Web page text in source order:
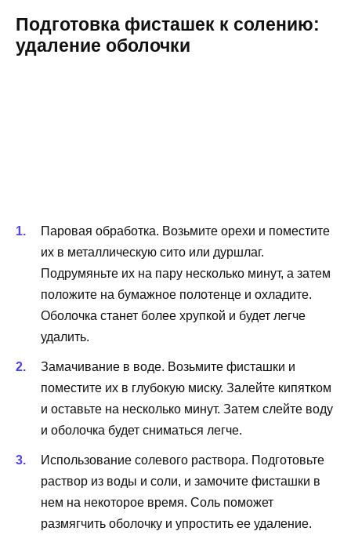
Подготовка фисташек к солению:
удаление оболочки
Паровая обработка. Возьмите орехи и поместите
их в металлическую сито или дуршлаг.
Подрумяньте их на пару несколько минут, а затем
положите на бумажное полотенце и охладите.
Оболочка станет более хрупкой и будет легче
удалить.
Замачивание в воде. Возьмите фисташки и
поместите их в глубокую миску. Залейте кипятком
и оставьте на несколько минут. Затем слейте воду
и оболочка будет сниматься легче.
Использование солевого раствора. Подготовьте
раствор из воды и соли, и замочите фисташки в
нем на некоторое время. Соль поможет
размягчить оболочку и упростить ее удаление.